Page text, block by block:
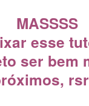
MASSSS
esse
ser bem